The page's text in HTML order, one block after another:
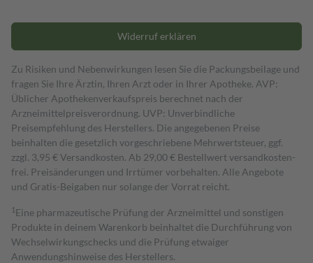
Widerruf erklären
Zu Risiken und Nebenwirkungen lesen Sie die Packungsbeilage und
fragen Sie Ihre Ärztin, Ihren Arzt oder in Ihrer Apotheke. AVP:
Üblicher Apothekenverkaufspreis berechnet nach der
Arzneimittelpreisverordnung. UVP: Unverbindliche
Preisempfehlung des Herstellers. Die angegebenen Preise
beinhalten die gesetzlich vorgeschriebene Mehrwertsteuer, ggf.
zzgl. 3,95 € Versandkosten. Ab 29,00 € Bestell­wert versand­kosten­
frei. Preisänderungen und Irrtümer vorbehalten. Alle Angebote
und Gratis-Beigaben nur solange der Vorrat reicht.
1 Eine pharmazeutische Prüfung der Arzneimittel und sonstigen
Produkte in deinem Warenkorb beinhaltet die Durchführung von
Wechselwirkungschecks und die Prüfung etwaiger
Anwendungshinweise des Herstellers.